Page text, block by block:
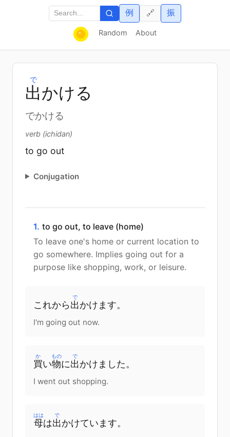
Random About
例 振
🔗
出
で
かける
でかける
verb (ichidan)
to go out
Conjugation
1. to go out, to leave (home)
To leave one's home or current location to
go somewhere. Implies going out for a
purpose like shopping, work, or leisure.
これから 出
で
かけます。
I'm going out now.
買
か
い物
もの
に出
で
かけました。
I went out shopping.
母
はは
は出
で
かけています。